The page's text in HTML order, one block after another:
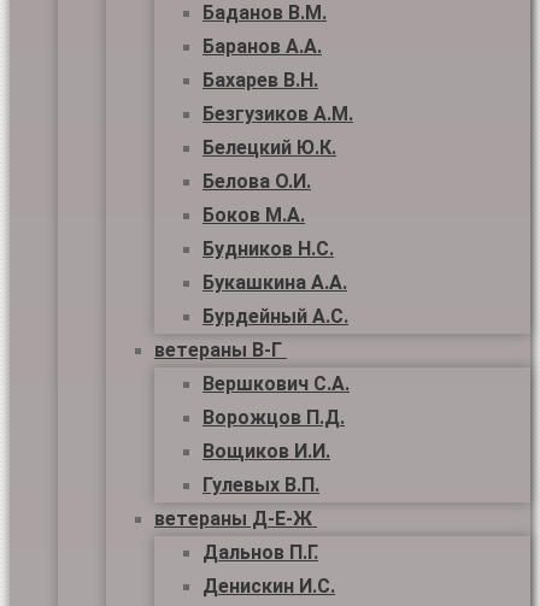
Баданов В.М.
Баранов А.А.
Бахарев В.Н.
Безгузиков А.М.
Белецкий Ю.К.
Белова О.И.
Боков М.А.
Будников Н.С.
Букашкина А.А.
Бурдейный А.С.
ветераны В-Г
Вершкович С.А.
Ворожцов П.Д.
Вощиков И.И.
Гулевых В.П.
ветераны Д-Е-Ж
Дальнов П.Г.
Денискин И.С.